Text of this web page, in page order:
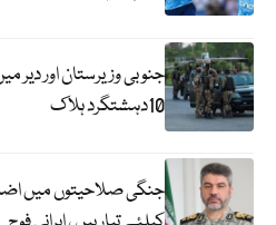
جنوبی وزیرستان اور دیر
10دہشتگرد ہلاک
جنگی صلاحیتوں میں